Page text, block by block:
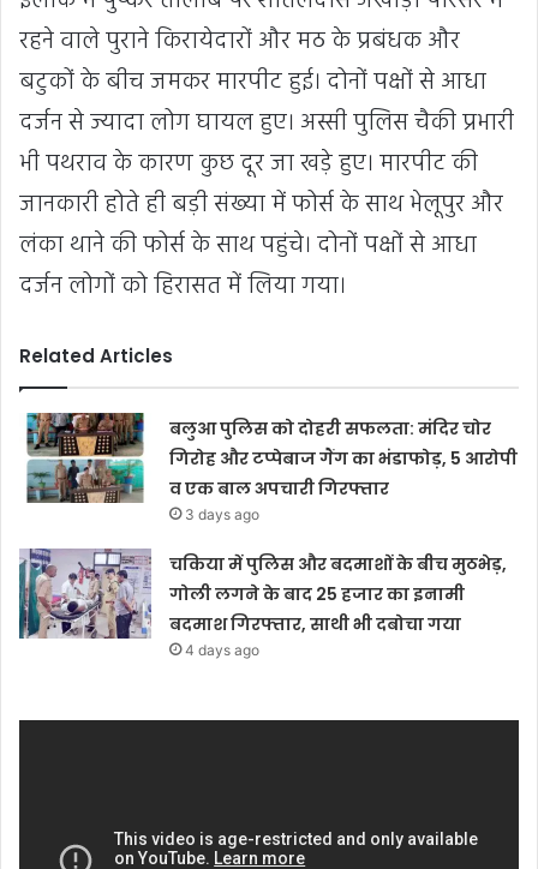
रहने वाले पुराने किरायेदारों और मठ के प्रबंधक और
बटुकों के बीच जमकर मारपीट हुई। दोनों पक्षों से आधा
दर्जन से ज्यादा लोग घायल हुए। अस्सी पुलिस चैकी प्रभारी
भी पथराव के कारण कुछ दूर जा खड़े हुए। मारपीट की
जानकारी होते ही बड़ी संख्या में फोर्स के साथ भेलूपुर और
लंका थाने की फोर्स के साथ पहुंचे। दोनों पक्षों से आधा
दर्जन लोगों को हिरासत में लिया गया।
Related Articles
बलुआ पुलिस को दोहरी सफलता: मंदिर चोर
गिरोह और टप्पेबाज गैंग का भंडाफोड़, 5 आरोपी
व एक बाल अपचारी गिरफ्तार
3 days ago
चकिया में पुलिस और बदमाशों के बीच मुठभेड़,
गोली लगने के बाद 25 हजार का इनामी
बदमाश गिरफ्तार, साथी भी दबोचा गया
4 days ago